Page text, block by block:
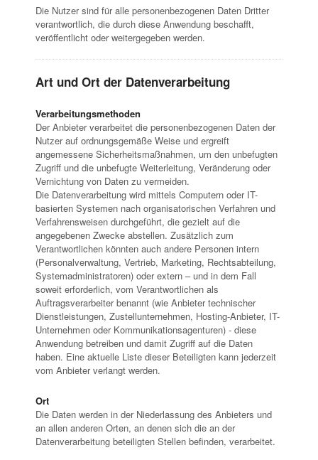
Die Nutzer sind für alle personenbezogenen Daten Dritter
verantwortlich, die durch diese Anwendung beschafft,
veröffentlicht oder weitergegeben werden.
Art und Ort der Datenverarbeitung
Verarbeitungsmethoden
Der Anbieter verarbeitet die personenbezogenen Daten der
Nutzer auf ordnungsgemäße Weise und ergreift
angemessene Sicherheitsmaßnahmen, um den unbefugten
Zugriff und die unbefugte Weiterleitung, Veränderung oder
Vernichtung von Daten zu vermeiden.
Die Datenverarbeitung wird mittels Computern oder IT-
basierten Systemen nach organisatorischen Verfahren und
Verfahrensweisen durchgeführt, die gezielt auf die
angegebenen Zwecke abstellen. Zusätzlich zum
Verantwortlichen könnten auch andere Personen intern
(Personalverwaltung, Vertrieb, Marketing, Rechtsabteilung,
Systemadministratoren) oder extern – und in dem Fall
soweit erforderlich, vom Verantwortlichen als
Auftragsverarbeiter benannt (wie Anbieter technischer
Dienstleistungen, Zustellunternehmen, Hosting-Anbieter, IT-
Unternehmen oder Kommunikationsagenturen) - diese
Anwendung betreiben und damit Zugriff auf die Daten
haben. Eine aktuelle Liste dieser Beteiligten kann jederzeit
vom Anbieter verlangt werden.
Ort
Die Daten werden in der Niederlassung des Anbieters und
an allen anderen Orten, an denen sich die an der
Datenverarbeitung beteiligten Stellen befinden, verarbeitet.